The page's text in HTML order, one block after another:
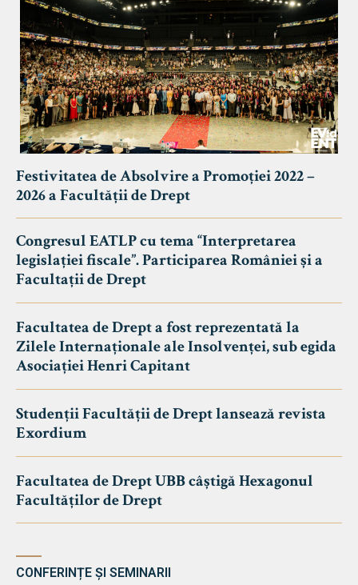
Festivitatea de Absolvire a Promoției 2022 –
2026 a Facultății de Drept
Congresul EATLP cu tema “Interpretarea
legislației fiscale”. Participarea României și a
Facultații de Drept
Facultatea de Drept a fost reprezentată la
Zilele Internaționale ale Insolvenței, sub egida
Asociației Henri Capitant
Studenții Facultății de Drept lansează revista
Exordium
Facultatea de Drept UBB câștigă Hexagonul
Facultăților de Drept
CONFERINȚE ȘI SEMINARII